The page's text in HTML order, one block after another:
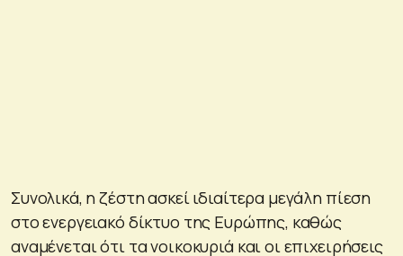
Συνολικά, η ζέστη ασκεί ιδιαίτερα μεγάλη πίεση
στο ενεργειακό δίκτυο της Ευρώπης, καθώς
αναμένεται ότι τα νοικοκυριά και οι επιχειρήσεις